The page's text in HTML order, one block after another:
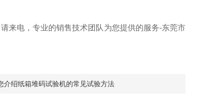
来电，专业的销售技术团队为您提供的服务-东莞市
介绍纸箱堆码试验机的常见试验方法